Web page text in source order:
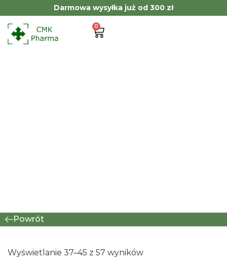
Darmowa wysyłka już od 300 zł
0
Powrót
Wyświetlanie 37–45 z 57 wyników